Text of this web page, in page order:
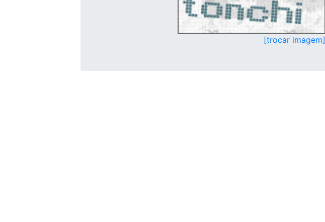
[trocar imagem]